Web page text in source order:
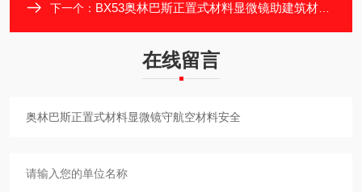
下一个： BX53奥林巴斯正置式材料显微镜助建筑材料检测
在线留言